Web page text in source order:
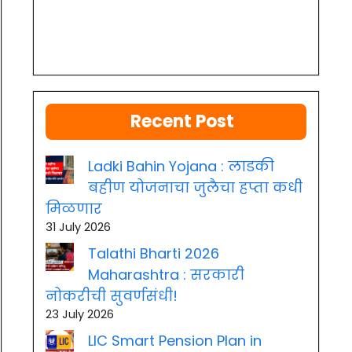
Recent Post
Ladki Bahin Yojana : लाडकी
बहीण योजनाचा जुलैचा हप्ता कधी
मिळणार
31 July 2026
Talathi Bharti 2026
Maharashtra : सरकारी
नोकरीची सुवर्णसंधी!
23 July 2026
LIC Smart Pension Plan in